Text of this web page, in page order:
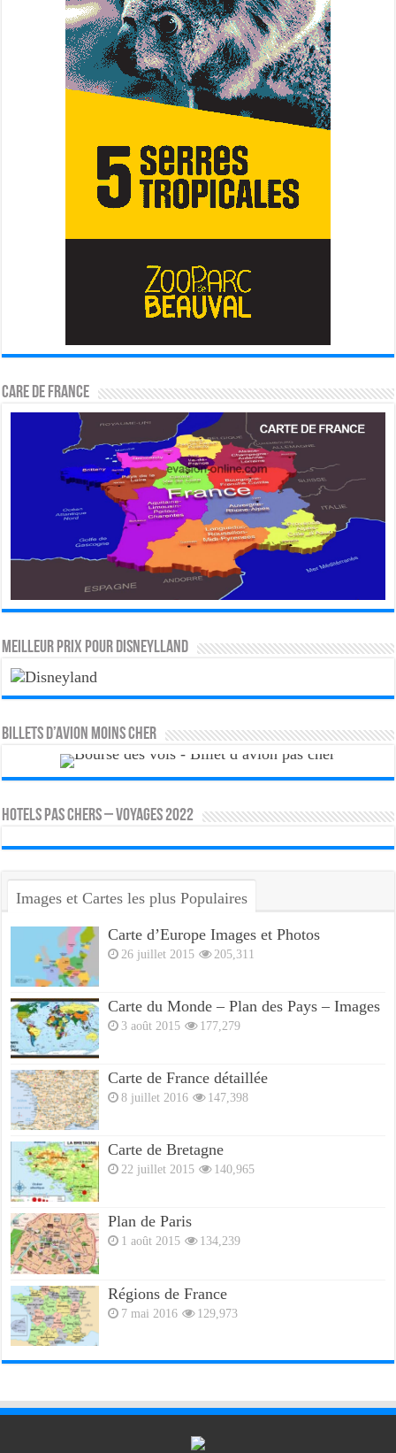
CARE DE FRANCE
MEILLEUR PRIX POUR DISNEYLLAND
Billets d’avion moins cher
HOTELS PAS CHERS – VOYAGES 2022
Images et Cartes les plus Populaires
Carte d’Europe Images et Photos
26 juillet 2015 205,311
Carte du Monde – Plan des Pays – Images
3 août 2015 177,279
Carte de France détaillée
8 juillet 2016 147,398
Carte de Bretagne
22 juillet 2015 140,965
Plan de Paris
1 août 2015 134,239
Régions de France
7 mai 2016 129,973